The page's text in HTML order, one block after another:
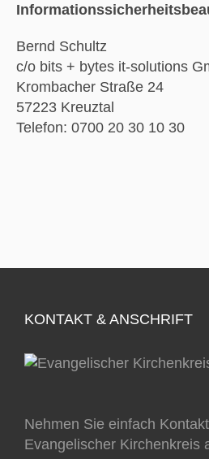
Bernd Schultz
c/o bits + bytes it-solutions
Krombacher Straße 24
57223 Kreuztal
Telefon: 0700 20 30 10 30
KONTAKT & ANSCHRIFT
Nehmen Sie einfach
Evangelischer Kirchenkreis